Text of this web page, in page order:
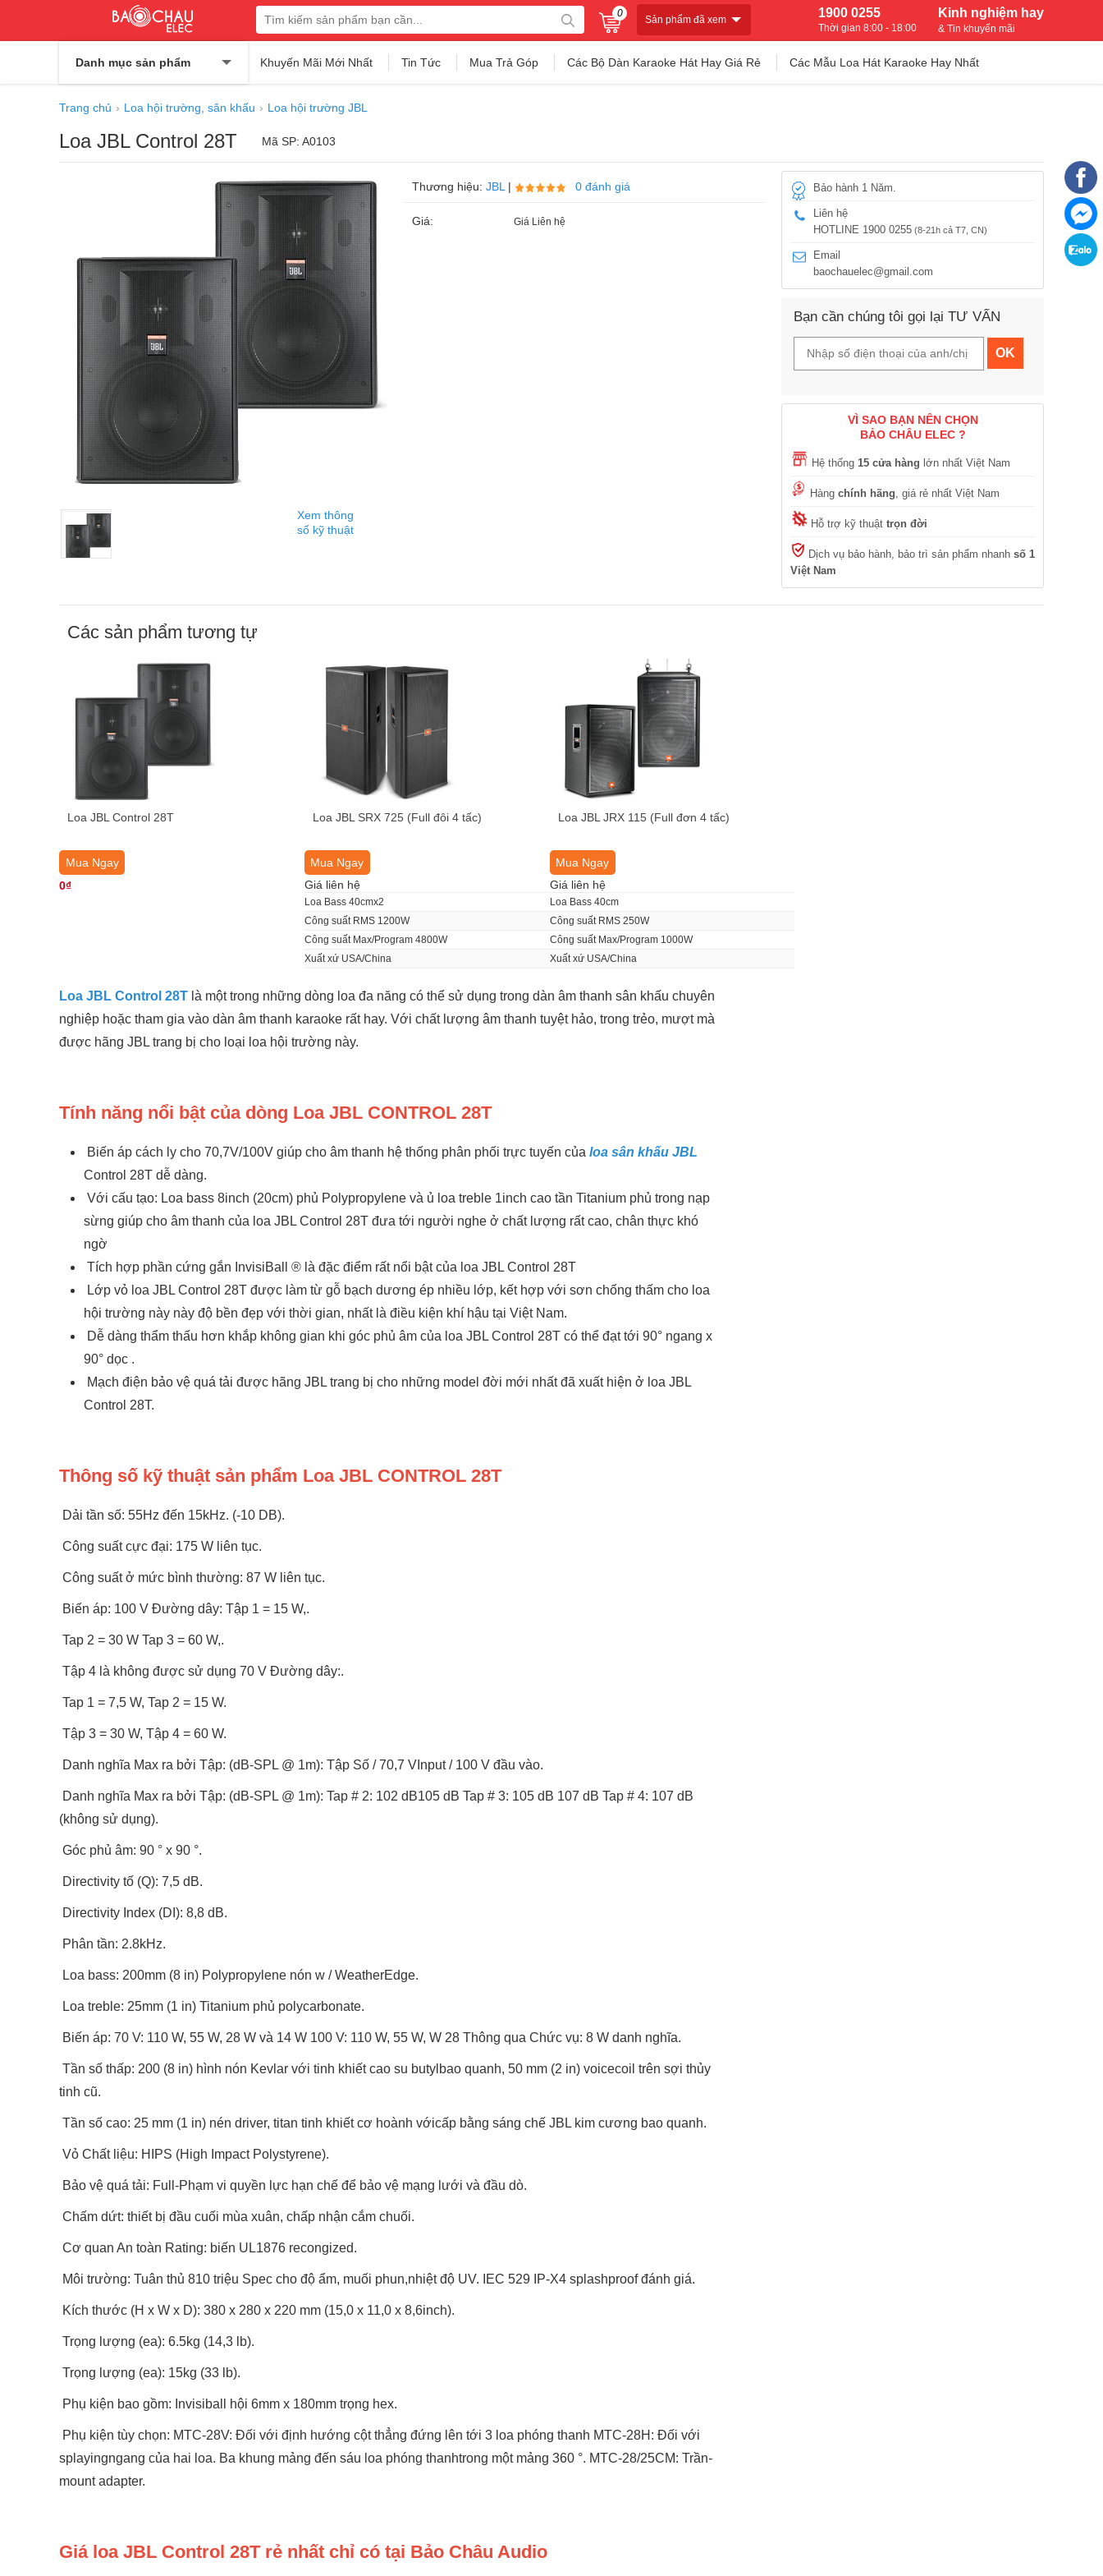
0
Sản phẩm đã xem Kinh nghiệm hay
& Tin khuyến mãi
1900 0255
Thời gian 8:00 - 18:00
Danh mục sản phẩm Khuyến Mãi Mới Nhất Tin Tức Mua Trả Góp Các Bộ Dàn Karaoke Hát Hay Giá Rẻ Các Mẫu Loa Hát Karaoke Hay Nhất
Trang chủ Loa hội trường, sân khấu Loa hội trường JBL
Loa JBL Control 28T Mã SP: A0103
Xem thông
số kỹ thuật
Thương hiệu: JBL | 0 đánh giá
Giá: Giá Liên hệ
Bảo hành 1 Năm.
Liên hệ
HOTLINE 1900 0255 (8-21h cả T7, CN)
Email
baochauelec@gmail.com
Bạn cần chúng tôi gọi lại TƯ VẤN
OK
VÌ SAO BẠN NÊN CHỌN
BẢO CHÂU ELEC ?
Hệ thống 15 cửa hàng lớn nhất Việt Nam
Hàng chính hãng, giá rẻ nhất Việt Nam
Hỗ trợ kỹ thuật trọn đời
Dịch vụ bảo hành, bảo trì sản phẩm nhanh số 1
Việt Nam
Các sản phẩm tương tự
Loa JBL Control 28T
Mua Ngay
0₫
Loa JBL SRX 725 (Full đôi 4 tấc)
Mua Ngay
Giá liên hệ
Loa Bass 40cmx2
Công suất RMS 1200W
Công suất Max/Program 4800W
Xuất xứ USA/China
Loa JBL JRX 115 (Full đơn 4 tấc)
Mua Ngay
Giá liên hệ
Loa Bass 40cm
Công suất RMS 250W
Công suất Max/Program 1000W
Xuất xứ USA/China
Loa JBL Control 28T là một trong những dòng loa đa năng có thể sử dụng trong dàn âm thanh sân khấu chuyên
nghiệp hoặc tham gia vào dàn âm thanh karaoke rất hay. Với chất lượng âm thanh tuyệt hảo, trong trẻo, mượt mà
được hãng JBL trang bị cho loại loa hội trường này.
Tính năng nổi bật của dòng Loa JBL CONTROL 28T
Biến áp cách ly cho 70,7V/100V giúp cho âm thanh hệ thống phân phối trực tuyến của loa sân khấu JBL
Control 28T dễ dàng.
Với cấu tạo: Loa bass 8inch (20cm) phủ Polypropylene và ủ loa treble 1inch cao tần Titanium phủ trong nạp
sừng giúp cho âm thanh của loa JBL Control 28T đưa tới người nghe ở chất lượng rất cao, chân thực khó
ngờ
Tích hợp phần cứng gắn InvisiBall ® là đặc điểm rất nổi bật của loa JBL Control 28T
Lớp vỏ loa JBL Control 28T được làm từ gỗ bạch dương ép nhiều lớp, kết hợp với sơn chống thấm cho loa
hội trường này này độ bền đẹp với thời gian, nhất là điều kiện khí hậu tại Việt Nam.
Dễ dàng thẩm thấu hơn khắp không gian khi góc phủ âm của loa JBL Control 28T có thể đạt tới 90° ngang x
90° dọc .
Mạch điện bảo vệ quá tải được hãng JBL trang bị cho những model đời mới nhất đã xuất hiện ở loa JBL
Control 28T.
Thông số kỹ thuật sản phẩm Loa JBL CONTROL 28T
Dải tần số: 55Hz đến 15kHz. (-10 DB).
Công suất cực đại: 175 W liên tục.
Công suất ở mức bình thường: 87 W liên tục.
Biến áp: 100 V Đường dây: Tập 1 = 15 W,.
Tap 2 = 30 W Tap 3 = 60 W,.
Tập 4 là không được sử dụng 70 V Đường dây:.
Tap 1 = 7,5 W, Tap 2 = 15 W.
Tập 3 = 30 W, Tập 4 = 60 W.
Danh nghĩa Max ra bởi Tập: (dB-SPL @ 1m): Tập Số / 70,7 VInput / 100 V đầu vào.
Danh nghĩa Max ra bởi Tập: (dB-SPL @ 1m): Tap # 2: 102 dB105 dB Tap # 3: 105 dB 107 dB Tap # 4: 107 dB
(không sử dụng).
Góc phủ âm: 90 ° x 90 °.
Directivity tố (Q): 7,5 dB.
Directivity Index (DI): 8,8 dB.
Phân tần: 2.8kHz.
Loa bass: 200mm (8 in) Polypropylene nón w / WeatherEdge.
Loa treble: 25mm (1 in) Titanium phủ polycarbonate.
Biến áp: 70 V: 110 W, 55 W, 28 W và 14 W 100 V: 110 W, 55 W, W 28 Thông qua Chức vụ: 8 W danh nghĩa.
Tần số thấp: 200 (8 in) hình nón Kevlar với tinh khiết cao su butylbao quanh, 50 mm (2 in) voicecoil trên sợi thủy
tinh cũ.
Tần số cao: 25 mm (1 in) nén driver, titan tinh khiết cơ hoành vớicấp bằng sáng chế JBL kim cương bao quanh.
Vỏ Chất liệu: HIPS (High Impact Polystyrene).
Bảo vệ quá tải: Full-Phạm vi quyền lực hạn chế để bảo vệ mạng lưới và đầu dò.
Chấm dứt: thiết bị đầu cuối mùa xuân, chấp nhận cắm chuối.
Cơ quan An toàn Rating: biến UL1876 recongized.
Môi trường: Tuân thủ 810 triệu Spec cho độ ẩm, muối phun,nhiệt độ UV. IEC 529 IP-X4 splashproof đánh giá.
Kích thước (H x W x D): 380 x 280 x 220 mm (15,0 x 11,0 x 8,6inch).
Trọng lượng (ea): 6.5kg (14,3 lb).
Trọng lượng (ea): 15kg (33 lb).
Phụ kiện bao gồm: Invisiball hội 6mm x 180mm trọng hex.
Phụ kiện tùy chọn: MTC-28V: Đối với định hướng cột thẳng đứng lên tới 3 loa phóng thanh MTC-28H: Đối với
splayingngang của hai loa. Ba khung mảng đến sáu loa phóng thanhtrong một mảng 360 °. MTC-28/25CM: Trần-
mount adapter.
Giá loa JBL Control 28T rẻ nhất chỉ có tại Bảo Châu Audio